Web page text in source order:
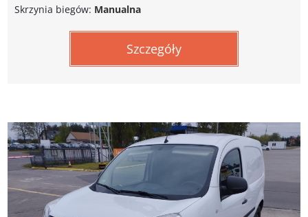
Skrzynia biegów: Manualna
Szczegóły